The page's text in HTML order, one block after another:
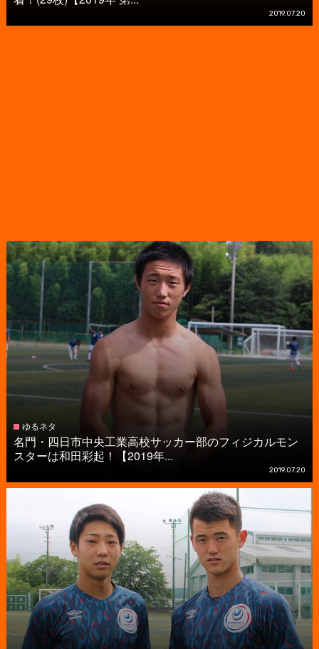
2019.07.20
ゆるネタ
名門・四日市中央工業高校サッカー部のフィジカルモン
スターは和田彩起！【2019年...
2019.07.20